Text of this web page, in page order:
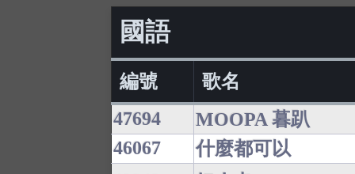
國語
編號
歌名
47694
MOOPA 暮趴
46067
什麼都可以